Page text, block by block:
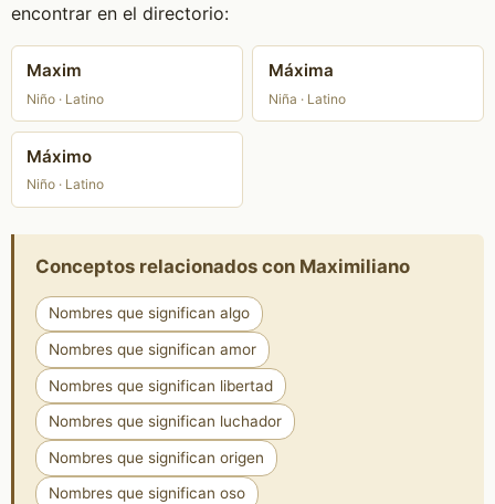
encontrar en el directorio:
Maxim
Niño · Latino
Máxima
Niña · Latino
Máximo
Niño · Latino
Conceptos relacionados con Maximiliano
Nombres que significan algo
Nombres que significan amor
Nombres que significan libertad
Nombres que significan luchador
Nombres que significan origen
Nombres que significan oso